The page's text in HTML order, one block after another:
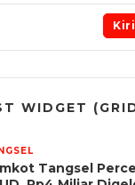
WIDGET
Tangsel